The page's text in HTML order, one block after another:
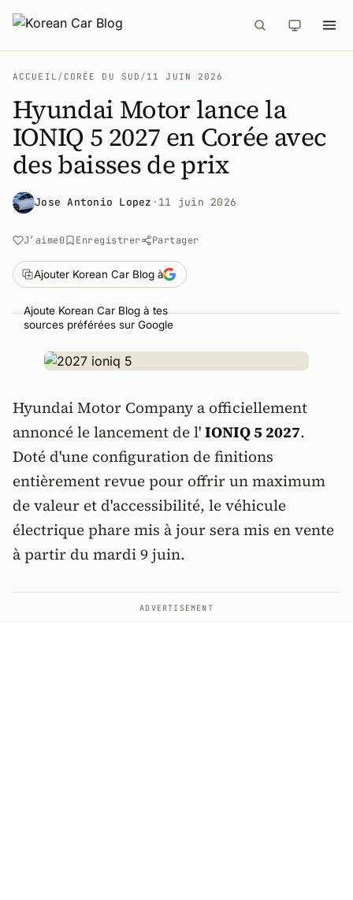
ACCUEIL / CORÉE DU SUD / 11 JUIN 2026
Hyundai Motor lance la
IONIQ 5 2027 en Corée avec
des baisses de prix
Jose Antonio Lopez · 11 juin 2026
J’aime0 Enregistrer Partager
Ajouter Korean Car Blog à
Ajoute Korean Car Blog à tes
sources préférées sur Google
Hyundai Motor Company a officiellement
annoncé le lancement de l'IONIQ 5 2027.
Doté d'une configuration de finitions
entièrement revue pour offrir un maximum
de valeur et d'accessibilité, le véhicule
électrique phare mis à jour sera mis en vente
à partir du mardi 9 juin.
ADVERTISEMENT